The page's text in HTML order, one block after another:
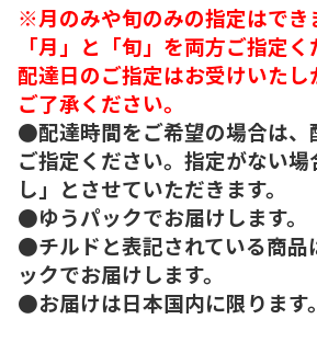
※月のみや旬のみの指定はでき
「月」と「旬」を両方ご指定く
配達日のご指定はお受けいたし
ご了承ください。
●配達時間をご希望の場合は、
ご指定ください。指定がない
し」とさせていただきます。
●ゆうパックでお届けします。
●チルドと表記されている商品
ックでお届けします。
●お届けは日本国内に限ります。